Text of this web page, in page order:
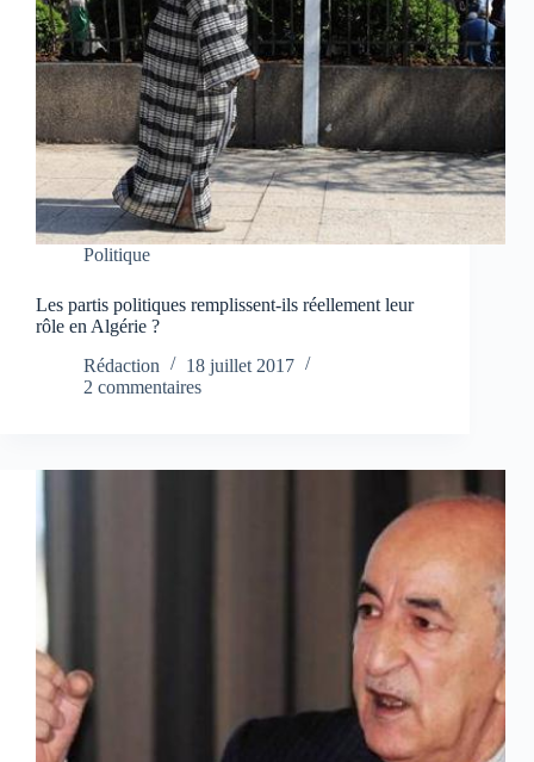
Politique
Les partis politiques remplissent-ils réellement leur
rôle en Algérie ?
Rédaction
18 juillet 2017
2 commentaires